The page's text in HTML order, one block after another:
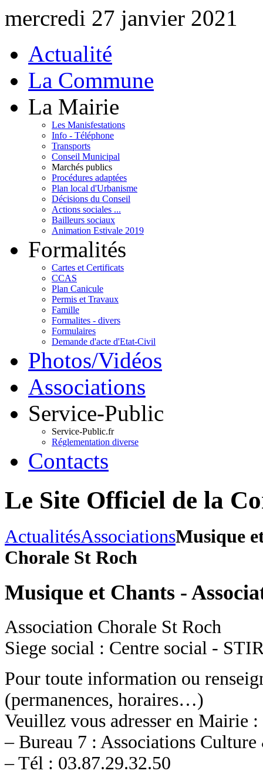
mercredi 27 janvier 2021
Actualité
La Commune
La Mairie
Les Manisfestations
Info - Téléphone
Transports
Conseil Municipal
Marchés publics
Procédures adaptées
Plan local d'Urbanisme
Décisions du Conseil
Actions sociales ...
Bailleurs sociaux
Animation Estivale 2019
Formalités
Cartes et Certificats
CCAS
Plan Canicule
Permis et Travaux
Famille
Formalites - divers
Formulaires
Demande d'acte d'Etat-Civil
Photos/Vidéos
Associations
Service-Public
Service-Public.fr
Réglementation diverse
Contacts
Le Site Officiel de la
ActualitésAssociationsMusique
Chorale St Roch
Musique et Chants -
Association Chorale St Roch
Siege social : Centre social -
Pour toute information ou
(permanences, horaires…)
Veuillez vous adresser en Mairie :
– Bureau 7 : Associations
– Tél : 03.87.29.32.50